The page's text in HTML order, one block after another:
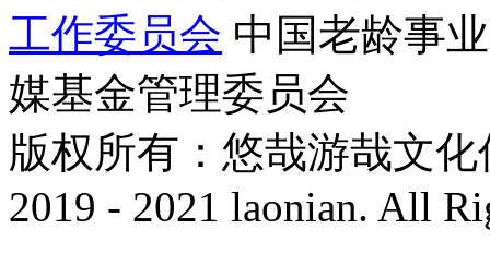
工作委员会 中国老龄事
媒基金管理委员会
版权所有：悠哉游哉文
2019 - 2021 laonian. All